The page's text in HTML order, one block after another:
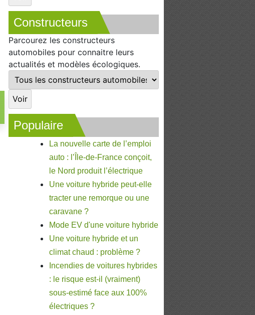
Constructeurs
Parcourez les constructeurs
automobiles pour connaitre leurs
actualités et modèles écologiques.
Populaire
La nouvelle carte de l’emploi
auto : l’Île-de-France conçoit,
le Nord produit l’électrique
Une voiture hybride peut-elle
tracter une remorque ou une
caravane ?
Mode EV d'une voiture hybride
Une voiture hybride et un
climat chaud : problème ?
Incendies de voitures hybrides
: le risque est-il (vraiment)
sous-estimé face aux 100%
électriques ?